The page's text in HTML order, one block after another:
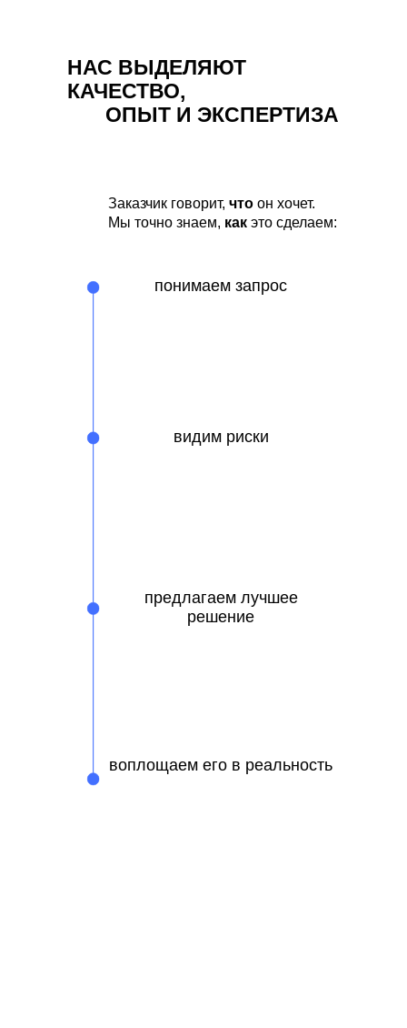
Заказчик говорит, что он хочет.
Мы точно знаем, как это сделаем:
НАС ВЫДЕЛЯЮТ
КАЧЕСТВО,
ОПЫТ И ЭКСПЕРТИЗА
понимаем запрос
видим риски
предлагаем лучшее
решение
воплощаем его в реальность